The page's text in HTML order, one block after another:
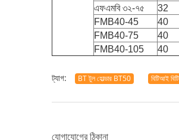
এফএমবি ৩২-৭৫
32
FMB40-45
40
FMB40-75
40
FMB40-105
40
ট্যাগ: BT টুল হোল্ডার BT50 বিটিআই
যোগাযোগের ঠিকানা